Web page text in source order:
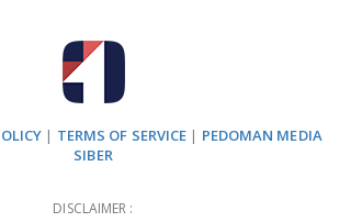
| TERMS OF SERVICE | PEDOMAN MEDIA
SIBER
DISCLAIMER :